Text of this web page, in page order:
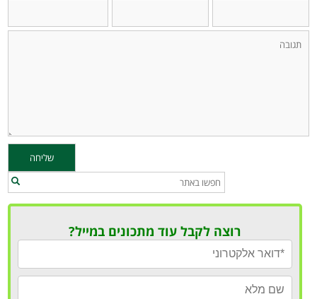
רוצה לקבל עוד מתכונים במייל?